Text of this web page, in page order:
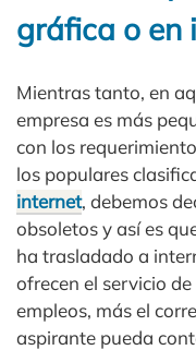
gráfica o en
Mientras tanto, en
empresa es más
con los
los populares
internet, debemos
obsoletos y así es
ha trasladado a
ofrecen el servicio
empleos, más el
aspirante pueda